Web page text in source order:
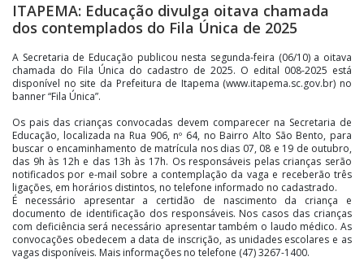
ITAPEMA: Educação divulga oitava chamada
dos contemplados do Fila Única de 2025
A Secretaria de Educação publicou nesta segunda-feira (06/10) a oitava
chamada do Fila Única do cadastro de 2025. O edital 008-2025 está
disponível no site da Prefeitura de Itapema (www.itapema.sc.gov.br) no
banner “Fila Única”.
Os pais das crianças convocadas devem comparecer na Secretaria de
Educação, localizada na Rua 906, nº 64, no Bairro Alto São Bento, para
buscar o encaminhamento de matrícula nos dias 07, 08 e 19 de outubro,
das 9h às 12h e das 13h às 17h. Os responsáveis pelas crianças serão
notificados por e-mail sobre a contemplação da vaga e receberão três
ligações, em horários distintos, no telefone informado no cadastrado.
É necessário apresentar a certidão de nascimento da criança e
documento de identificação dos responsáveis. Nos casos das crianças
com deficiência será necessário apresentar também o laudo médico. As
convocações obedecem a data de inscrição, as unidades escolares e as
vagas disponíveis. Mais informações no telefone (47) 3267-1400.